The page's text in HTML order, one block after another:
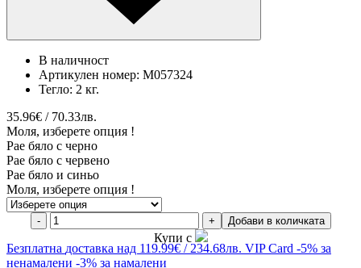
В наличност
Артикулен номер: M057324
Тегло: 2 кг.
35.96€ / 70.33лв.
Моля, изберете опция !
Рае бяло с черно
Рае бяло с червено
Рае бяло и синьо
Моля, изберете опция !
- + Добави в количката
Купи с
Безплатна доставка над 119.99€ / 234.68лв. VIP Card -5% за
ненамалени -3% за намалени